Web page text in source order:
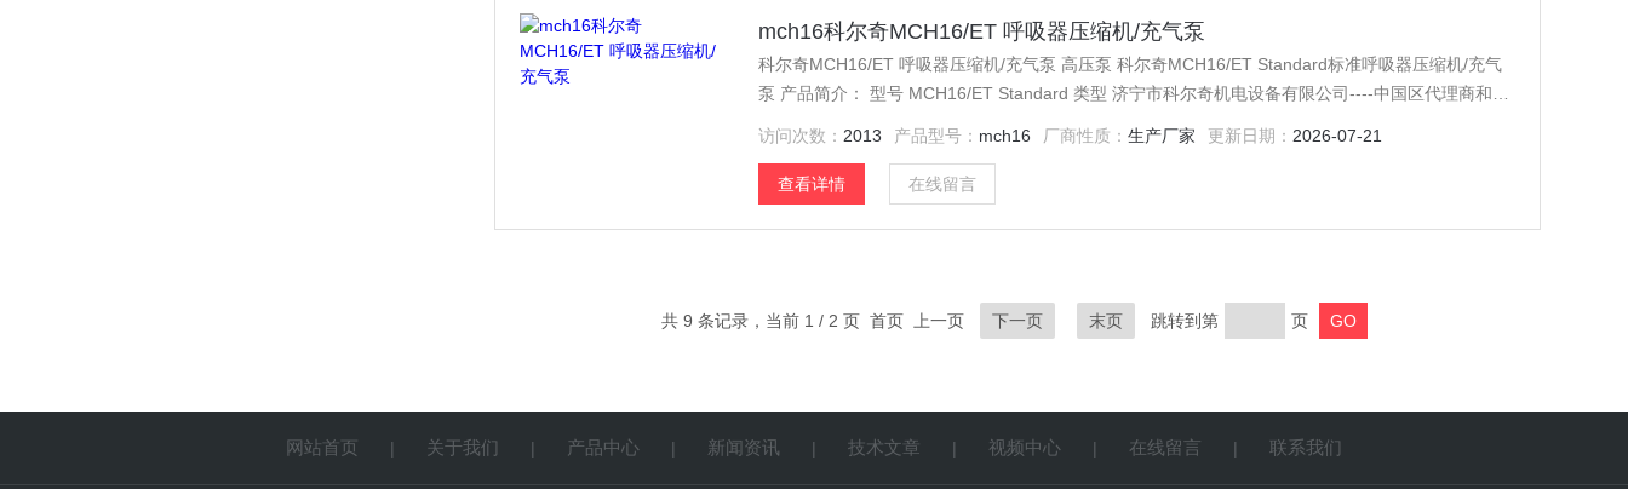
mch16科尔奇MCH16/ET 呼吸器压缩机/充气泵
科尔奇MCH16/ET 呼吸器压缩机/充气泵 高压泵 科尔奇MCH16/ET Standard标准呼吸器压缩机/充气
泵 产品简介： 型号 MCH16/ET Standard 类型 济宁市科尔奇机电设备有限公司----中国区代理商和技
访问次数： 2013 产品型号： mch16 厂商性质：生产厂家 更新日期： 2026-07-21
查看详情 在线留言
共 9 条记录，当前 1 / 2 页 首页 上一页 下一页 末页 跳转到第 页
网站首页 | 关于我们 | 产品中心 | 新闻资讯 | 技术文章 | 视频中心 | 在线留言 | 联系我们